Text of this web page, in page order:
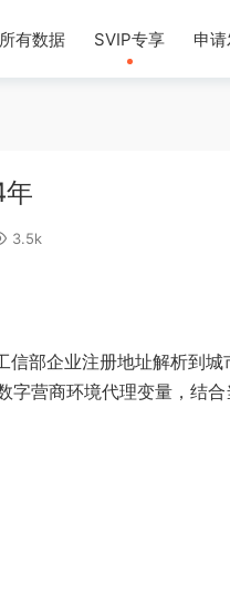
有数据 SVIP专享 申
3.5k
部企业注册地址解析到
营商环境代理变量，结